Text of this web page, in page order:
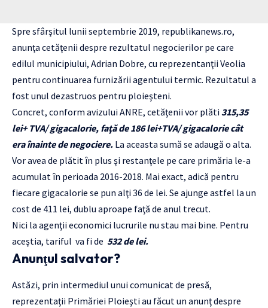
Spre sfârşitul lunii septembrie 2019, republikanews.ro,
anunţa cetăţenii despre rezultatul negocierilor pe care
edilul municipiului, Adrian Dobre, cu reprezentanţii Veolia
pentru continuarea furnizării agentului termic. Rezultatul a
fost unul dezastruos pentru ploieşteni.
Concret, conform avizului ANRE, cetăţenii vor plăti315,35
lei+ TVA/ gigacalorie, faţă de 186 lei+TVA/ gigacalorie cât
era înainte de negociere. La aceasta sumă se adaugă o alta.
Vor avea de plătit în plus şi restanţele pe care primăria le-a
acumulat în perioada 2016-2018. Mai exact, adică pentru
fiecare gigacalorie se pun alţi 36 de lei. Se ajunge astfel la un
cost de 411 lei, dublu aproape faţă de anul trecut.
Nici la agenţii economici lucrurile nu stau mai bine. Pentru
aceştia, tariful va fi de 532 de lei.
Anunţul salvator?
Astăzi, prin intermediul unui comunicat de presă,
reprezentaţii Primăriei Ploieşti au făcut un anunţ despre